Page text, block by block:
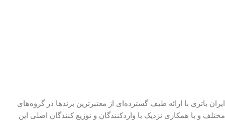
ایران باتری با ارائه طیف گسترده‏‌ای از معتبرترین برندها در گروه‌‏های
مختلف و با همکاری نزدیک با وارد‏کنندگان و توزیع‏ کنندگان اصلی این